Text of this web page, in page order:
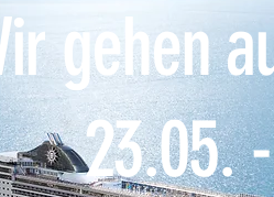
gehen
23.05.